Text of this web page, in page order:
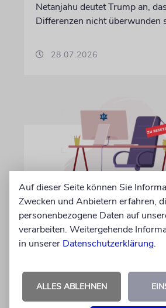
Netanjahu deutet Trump an,
Differenzen nicht überwunden
28.07.2026
IN EIGENER SACHE
Volontär/in gesucht
Volontär (m/w/d) in Vollzeit
06.07.2026
Auf dieser Seite können Sie
Zwecken und Anbietern erfahren,
personenbezogene Daten auf
verarbeiten. Weitergehende
in unserer Datenschutzerklärung.
ALLES ABLEHNEN